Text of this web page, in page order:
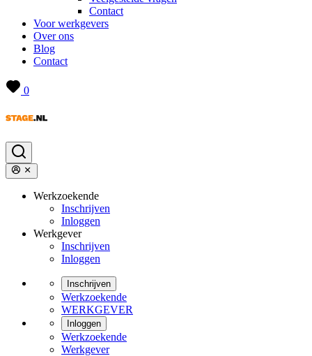
Contact
Voor werkgevers
Over ons
Blog
Contact
0
Werkzoekende
Inschrijven
Inloggen
Werkgever
Inschrijven
Inloggen
Inschrijven
Werkzoekende
WERKGEVER
Inloggen
Werkzoekende
Werkgever